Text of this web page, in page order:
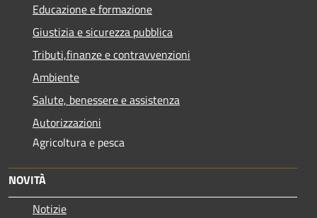
Educazione e formazione
Giustizia e sicurezza pubblica
Tributi,finanze e contravvenzioni
Ambiente
Salute, benessere e assistenza
Autorizzazioni
Agricoltura e pesca
NOVITÀ
Notizie